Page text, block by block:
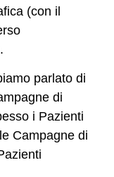
(con il
parlato di
di
i Pazienti
Campagne di